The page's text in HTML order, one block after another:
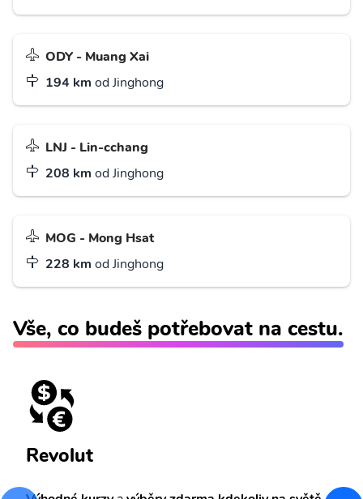
ODY - Muang Xai
194 km od Jinghong
LNJ - Lin-cchang
208 km od Jinghong
MOG - Mong Hsat
228 km od Jinghong
Vše, co budeš potřebovat na cestu.
Revolut